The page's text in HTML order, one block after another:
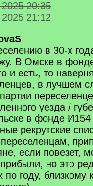
20:35
21:12
в 30-х
В Омске в
и есть, то
в лучшем
уезда /
в фонде И154
рекрутские
если повезет,
но это
по году, близкому